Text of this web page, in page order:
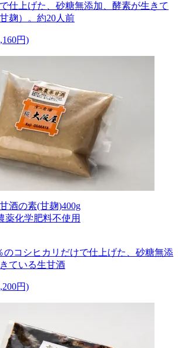
仕上げた、砂糖無添加、酵素が生きて
麹）。約20人前
円)
酒の素(甘麹)400g
薬化学肥料不使用
のコシヒカリだけで仕上げた、砂糖無添
ている生甘酒
円)